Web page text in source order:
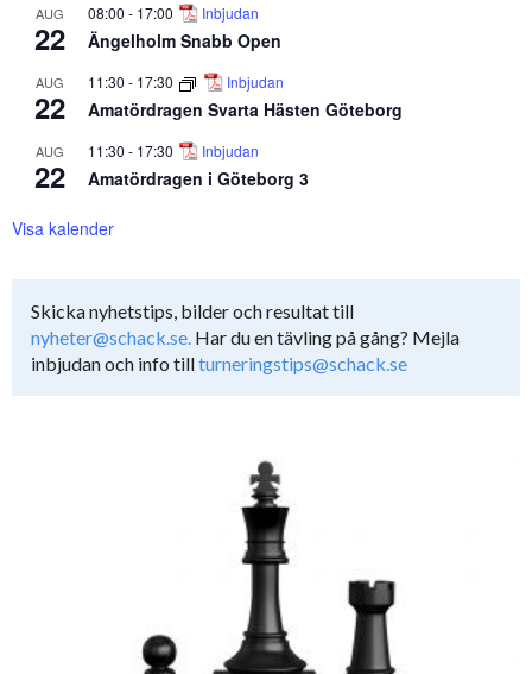
AUG
22
08:00 - 17:00 Inbjudan
Ängelholm Snabb Open
AUG
22
11:30 - 17:30 Inbjudan
Amatördragen Svarta Hästen Göteborg
AUG
22
11:30 - 17:30 Inbjudan
Amatördragen i Göteborg 3
Visa kalender
Skicka nyhetstips, bilder och resultat till
nyheter@schack.se. Har du en tävling på gång? Mejla
inbjudan och info tillturneringstips@schack.se